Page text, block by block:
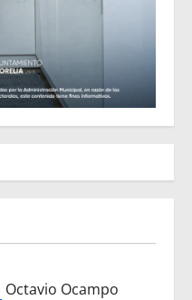
Octavio Ocampo